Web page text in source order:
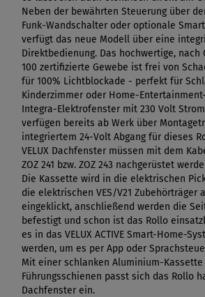
Neben der bewährten Steuerung über
Funk-Wandschalter oder optionale
verfügt das neue Modell über eine
Direktbedienung. Das hochwertige, nach
100 zertifizierte Gewebe ist frei von
für 100% Lichtblockade - perfekt für
Kinderzimmer oder Home-Entertainment-
Integra-Elektrofenster mit 230 Volt
verfügen bereits ab Werk über
integriertem 24-Volt Abgang für dieses
VELUX Dachfenster müssen mit dem
ZOZ 241 bzw. ZOZ 243 nachgerüstet
Die Kassette wird in die elektrischen
die elektrischen VES/V21 Zubehörträger
eingeklickt, anschließend werden die
befestigt und schon ist das Rollo
es in das VELUX ACTIVE Smart-Home-
werden, um es per App oder
Mit einer schlanken Aluminium-
Führungsschienen passt sich das Rollo
Dachfenster ein.